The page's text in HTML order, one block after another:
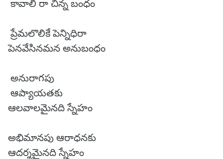
కావాలి రా చిన్న బంధం
ప్రేమలొలికే పెన్నిధిరా
పెనవేసినమన అనుబంధం
అనురాగపు
ఆప్యాయతకు
ఆలవాలమైనది స్నేహం
అభిమానపు ఆరాధనకు
ఆదర్శమైనది స్నేహం